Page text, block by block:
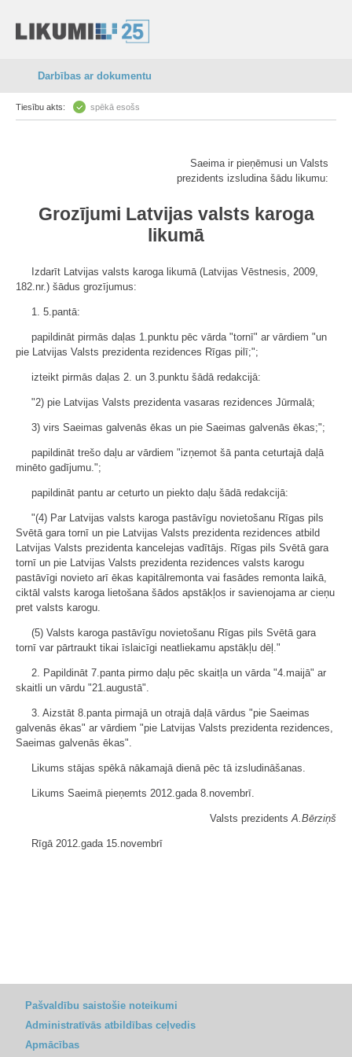
Darbības ar dokumentu
Tiesību akts: spēkā esošs
Saeima ir pieņēmusi un Valsts
prezidents izsludina šādu likumu:
Grozījumi Latvijas valsts karoga
likumā
Izdarīt Latvijas valsts karoga likumā (Latvijas Vēstnesis, 2009,
182.nr.) šādus grozījumus:
1. 5.pantā:
papildināt pirmās daļas 1.punktu pēc vārda "tornī" ar vārdiem "un
pie Latvijas Valsts prezidenta rezidences Rīgas pilī;";
izteikt pirmās daļas 2. un 3.punktu šādā redakcijā:
"2) pie Latvijas Valsts prezidenta vasaras rezidences Jūrmalā;
3) virs Saeimas galvenās ēkas un pie Saeimas galvenās ēkas;";
papildināt trešo daļu ar vārdiem "izņemot šā panta ceturtajā daļā
minēto gadījumu.";
papildināt pantu ar ceturto un piekto daļu šādā redakcijā:
"(4) Par Latvijas valsts karoga pastāvīgu novietošanu Rīgas pils
Svētā gara tornī un pie Latvijas Valsts prezidenta rezidences atbild
Latvijas Valsts prezidenta kancelejas vadītājs. Rīgas pils Svētā gara
tornī un pie Latvijas Valsts prezidenta rezidences valsts karogu
pastāvīgi novieto arī ēkas kapitālremonta vai fasādes remonta laikā,
ciktāl valsts karoga lietošana šādos apstākļos ir savienojama ar cieņu
pret valsts karogu.
(5) Valsts karoga pastāvīgu novietošanu Rīgas pils Svētā gara
tornī var pārtraukt tikai īslaicīgi neatliekamu apstākļu dēļ."
2. Papildināt 7.panta pirmo daļu pēc skaitļa un vārda "4.maijā" ar
skaitli un vārdu "21.augustā".
3. Aizstāt 8.panta pirmajā un otrajā daļā vārdus "pie Saeimas
galvenās ēkas" ar vārdiem "pie Latvijas Valsts prezidenta rezidences,
Saeimas galvenās ēkas".
Likums stājas spēkā nākamajā dienā pēc tā izsludināšanas.
Likums Saeimā pieņemts 2012.gada 8.novembrī.
Valsts prezidentsA.Bērziņš
Rīgā 2012.gada 15.novembrī
Pašvaldību saistošie noteikumi
Administratīvās atbildības ceļvedis
Apmācības